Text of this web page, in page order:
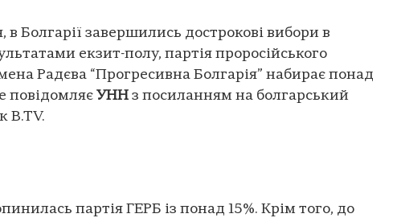
в Болгарії завершились дострокові вибори в
екзит-полу, партія проросійського
Радєва “Прогресивна Болгарія” набирає понад
повідомляє УНН з посиланням на болгарський
B.TV.
партія ГЕРБ із понад 15%. Крім того, до